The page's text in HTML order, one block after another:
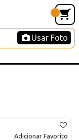
Usar Foto
Adicionar Favorito